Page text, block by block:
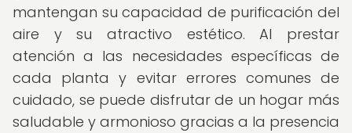
mantengan su capacidad de purificación del
aire y su atractivo estético. Al prestar
atención a las necesidades específicas de
cada planta y evitar errores comunes de
cuidado, se puede disfrutar de un hogar más
saludable y armonioso gracias a la presencia